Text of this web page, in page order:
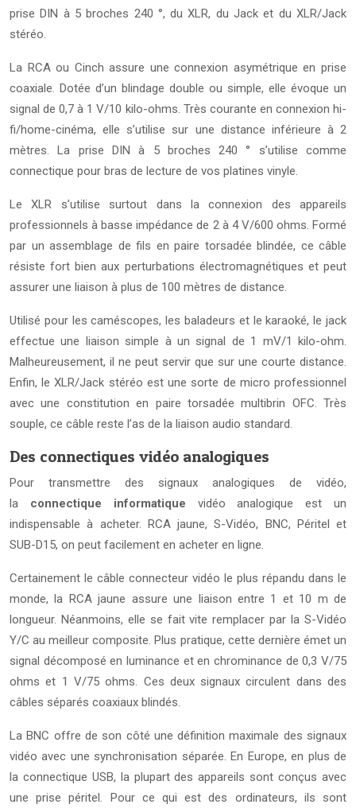
prise DIN à 5 broches 240 °, du XLR, du Jack et du XLR/Jack
stéréo.
La RCA ou Cinch assure une connexion asymétrique en prise
coaxiale. Dotée d’un blindage double ou simple, elle évoque un
signal de 0,7 à 1 V/10 kilo-ohms. Très courante en connexion hi-
fi/home-cinéma, elle s’utilise sur une distance inférieure à 2
mètres. La prise DIN à 5 broches 240 ° s’utilise comme
connectique pour bras de lecture de vos platines vinyle.
Le XLR s’utilise surtout dans la connexion des appareils
professionnels à basse impédance de 2 à 4 V/600 ohms. Formé
par un assemblage de fils en paire torsadée blindée, ce câble
résiste fort bien aux perturbations électromagnétiques et peut
assurer une liaison à plus de 100 mètres de distance.
Utilisé pour les caméscopes, les baladeurs et le karaoké, le jack
effectue une liaison simple à un signal de 1 mV/1 kilo-ohm.
Malheureusement, il ne peut servir que sur une courte distance.
Enfin, le XLR/Jack stéréo est une sorte de micro professionnel
avec une constitution en paire torsadée multibrin OFC. Très
souple, ce câble reste l’as de la liaison audio standard.
Des connectiques vidéo analogiques
Pour transmettre des signaux analogiques de vidéo,
la connectique informatique vidéo analogique est un
indispensable à acheter. RCA jaune, S-Vidéo, BNC, Péritel et
SUB-D15, on peut facilement en acheter en ligne.
Certainement le câble connecteur vidéo le plus répandu dans le
monde, la RCA jaune assure une liaison entre 1 et 10 m de
longueur. Néanmoins, elle se fait vite remplacer par la S-Vidéo
Y/C au meilleur composite. Plus pratique, cette dernière émet un
signal décomposé en luminance et en chrominance de 0,3 V/75
ohms et 1 V/75 ohms. Ces deux signaux circulent dans des
câbles séparés coaxiaux blindés.
La BNC offre de son côté une définition maximale des signaux
vidéo avec une synchronisation séparée. En Europe, en plus de
la connectique USB, la plupart des appareils sont conçus avec
une prise péritel. Pour ce qui est des ordinateurs, ils sont